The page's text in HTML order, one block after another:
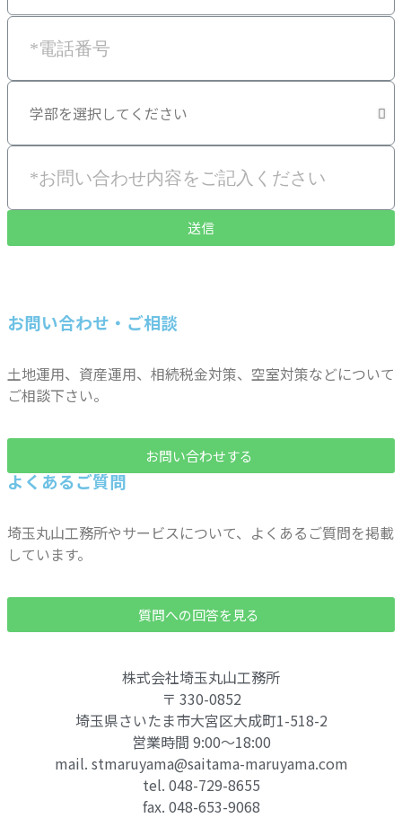
送信
お問い合わせ・ご相談
土地運用、資産運用、相続税金対策、空室対策などについて
ご相談下さい。
お問い合わせする
よくあるご質問
埼玉丸山工務所やサービスについて、よくあるご質問を掲載
しています。
質問への回答を見る
株式会社埼玉丸山工務所
〒 330-0852
埼玉県さいたま市大宮区大成町1-518-2
営業時間 9:00～18:00
mail. stmaruyama@saitama-maruyama.com
tel. 048-729-8655
fax. 048-653-9068